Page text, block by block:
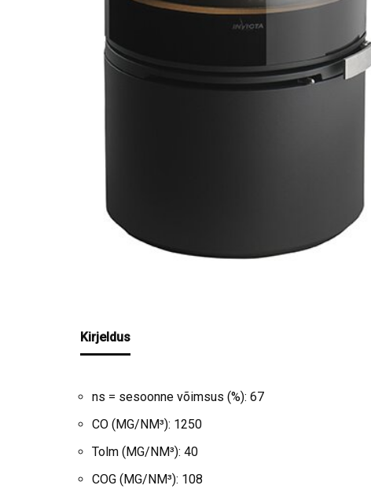
Kirjeldus
ns = sesoonne võimsus (%): 67
CO (MG/NM³): 1250
Tolm (MG/NM³): 40
COG (MG/NM³): 108